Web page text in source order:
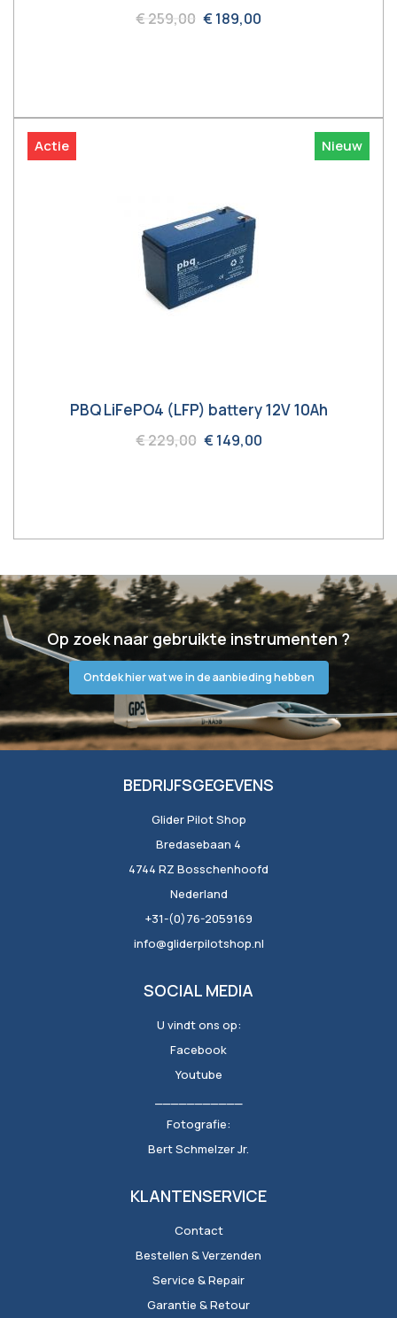
€ 189,00
€ 259,00
Actie Nieuw
PBQ LiFePO4 (LFP) battery 12V 10Ah
€ 149,00
€ 229,00
Op zoek naar gebruikte instrumenten ?
Ontdek hier wat we in de aanbieding hebben
BEDRIJFSGEGEVENS
Glider Pilot Shop
Bredasebaan 4
4744 RZ Bosschenhoofd
Nederland
+31-(0)76-2059169
info@gliderpilotshop.nl
SOCIAL MEDIA
U vindt ons op:
Facebook
Youtube
Fotografie:
Bert Schmelzer Jr.
KLANTENSERVICE
Contact
Bestellen & Verzenden
Service & Repair
Garantie & Retour